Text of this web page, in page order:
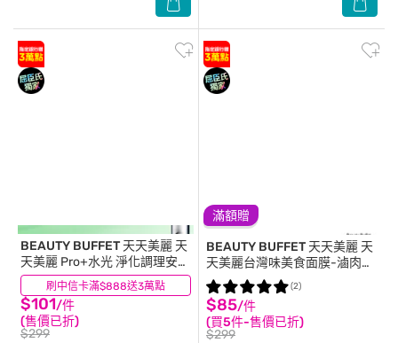
刷中信卡滿$888送3萬點
BEAUTY BUFFET 天天美麗 天
天美麗 Pro+水光 淨化調理安瓶
面膜4入-箱購
$101/件
(售價已折)
$299
(0)
滿額贈
BEAUTY BUFFET 天天美麗 天
天美麗台灣味美食面膜-滷肉飯
風味 5入
$85/件
(買5件-售價已折)
$299
(2)